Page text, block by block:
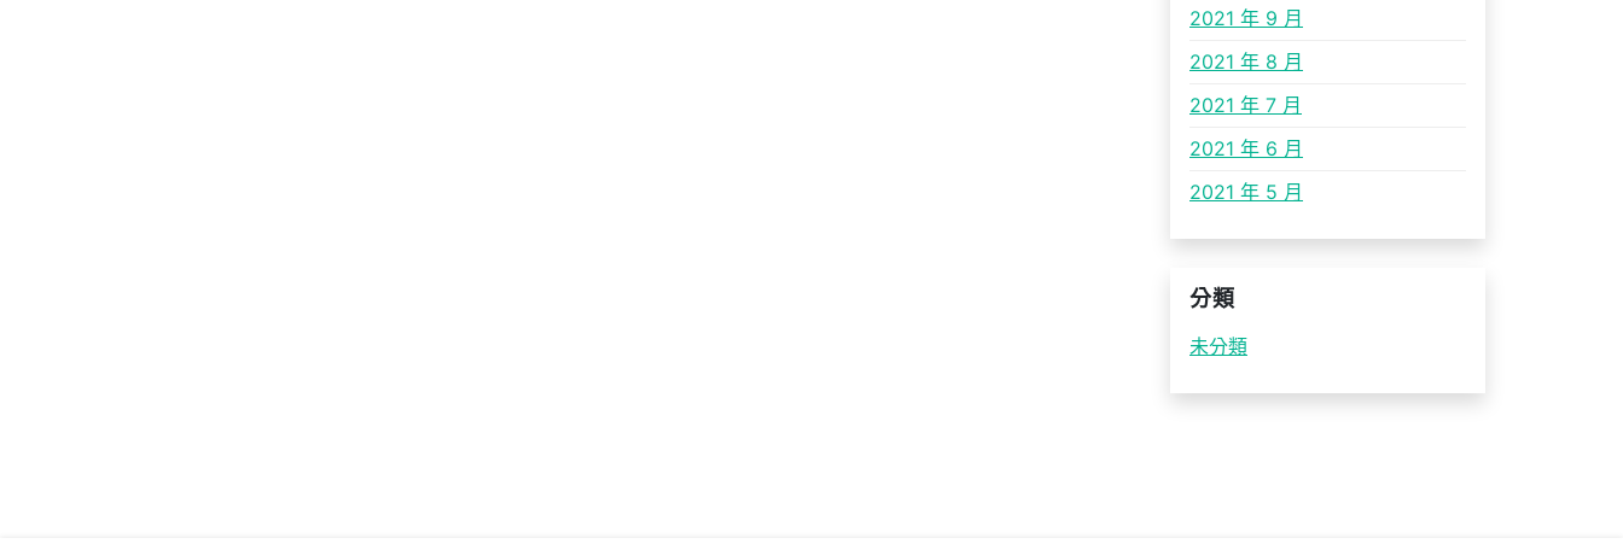
2021 年 9 月
2021 年 8 月
2021 年 7 月
2021 年 6 月
2021 年 5 月
分類
未分類